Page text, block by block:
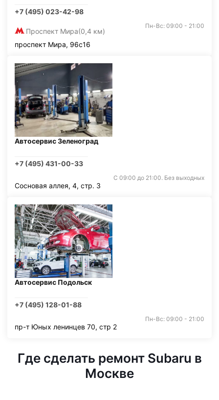
+7 (495) 023-42-98
Проспект Мира(0,4 км)
Пн-Вс: 09:00 - 21:00
проспект Мира, 96с16
Автосервис Зеленоград
+7 (495) 431-00-33
С 09:00 до 21:00. Без выходных
Сосновая аллея, 4, стр. 3
Автосервис Подольск
+7 (495) 128-01-88
Пн-Вс: 09:00 - 21:00
пр-т Юных ленинцев 70, стр 2
Где сделать ремонт Subaru в
Москве